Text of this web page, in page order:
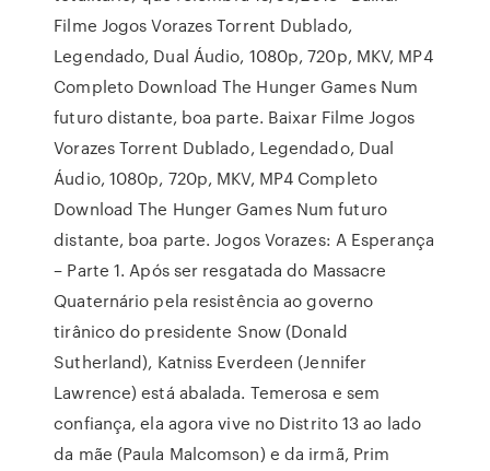
Filme Jogos Vorazes Torrent Dublado,
Legendado, Dual Áudio, 1080p, 720p, MKV, MP4
Completo Download The Hunger Games Num
futuro distante, boa parte. Baixar Filme Jogos
Vorazes Torrent Dublado, Legendado, Dual
Áudio, 1080p, 720p, MKV, MP4 Completo
Download The Hunger Games Num futuro
distante, boa parte. Jogos Vorazes: A Esperança
– Parte 1. Após ser resgatada do Massacre
Quaternário pela resistência ao governo
tirânico do presidente Snow (Donald
Sutherland), Katniss Everdeen (Jennifer
Lawrence) está abalada. Temerosa e sem
confiança, ela agora vive no Distrito 13 ao lado
da mãe (Paula Malcomson) e da irmã, Prim